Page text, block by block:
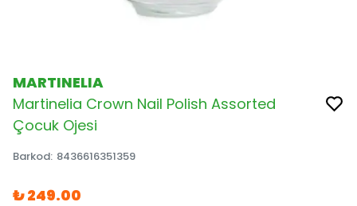
MARTINELIA
Martinelia Crown Nail Polish Assorted
Çocuk Ojesi
Barkod: 8436616351359
₺ 249.00